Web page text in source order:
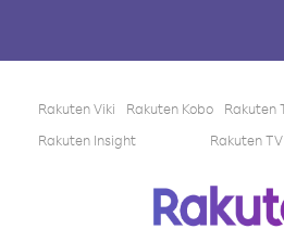
Rakuten Viki Rakuten Kobo Rakuten
Rakuten Insight
Rakuten TV